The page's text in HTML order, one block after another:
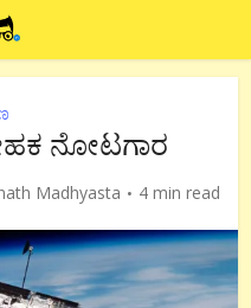
ನೋಟಗಾರ
Madhyasta 4 min read